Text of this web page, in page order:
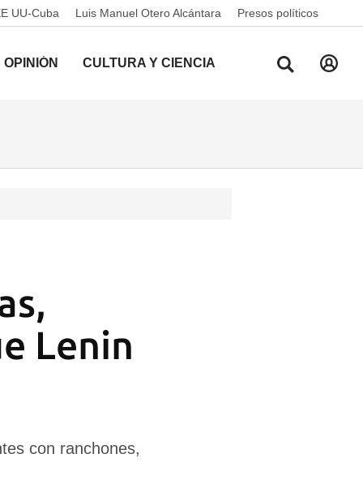
UU-Cuba Luis Manuel Otero Alcántara Presos políticos
OPINIÓN CULTURA Y CIENCIA
Lenin
con ranchones,